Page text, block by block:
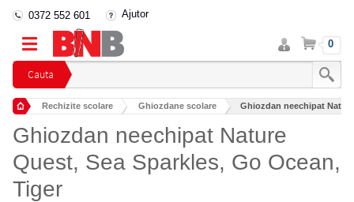
Cauta
0372 552 601 Ajutor
Intra
in
cont
Cos 0
Rechizite scolare Ghiozdane scolare Ghiozdan neechipat
Ghiozdan neechipat Nature
Quest, Sea Sparkles, Go Ocean,
Tiger